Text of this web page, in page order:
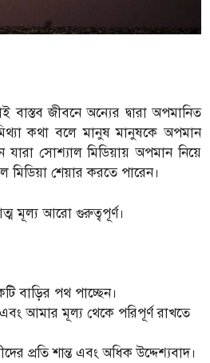
জীবনে অন্যের দ্বারা অপমানিত
কথা বলে মানুষ মানুষকে অপমান
সোশ্যাল মিডিয়ায় অপমান নিয়ে
মিডিয়া শেয়ার করতে পারেন।
মূল্য আরো গুরুত্বপূর্ণ।
বাড়ির পথ পাচ্ছেন।
আমার মূল্য থেকে পরিপূর্ণ রাখতে
প্রতি শান্ত এবং অধিক উদ্দেশ্যবাদ।